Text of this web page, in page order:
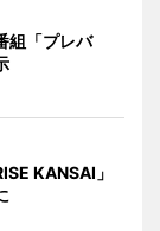
組「プレバ
KANSAI」